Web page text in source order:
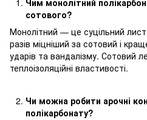
сотового?
Монолітний — це суцільний
разів міцніший за сотовий і
ударів та вандалізму. Сотовий
теплоізоляційні властивості.
Чи можна робити арочні
полікарбонату?